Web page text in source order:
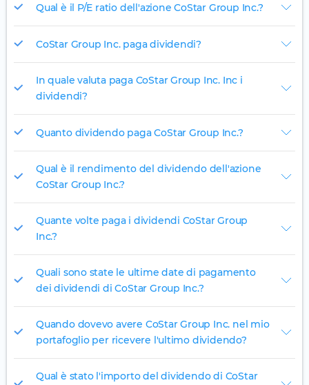
Qual è il P/E ratio dell'azione CoStar Group Inc.?
CoStar Group Inc. paga dividendi?
In quale valuta paga CoStar Group Inc. Inc i
dividendi?
Quanto dividendo paga CoStar Group Inc.?
Qual è il rendimento del dividendo dell'azione
CoStar Group Inc.?
Quante volte paga i dividendi CoStar Group
Inc.?
Quali sono state le ultime date di pagamento
dei dividendi di CoStar Group Inc.?
Quando dovevo avere CoStar Group Inc. nel mio
portafoglio per ricevere l'ultimo dividendo?
Qual è stato l'importo del dividendo di CoStar